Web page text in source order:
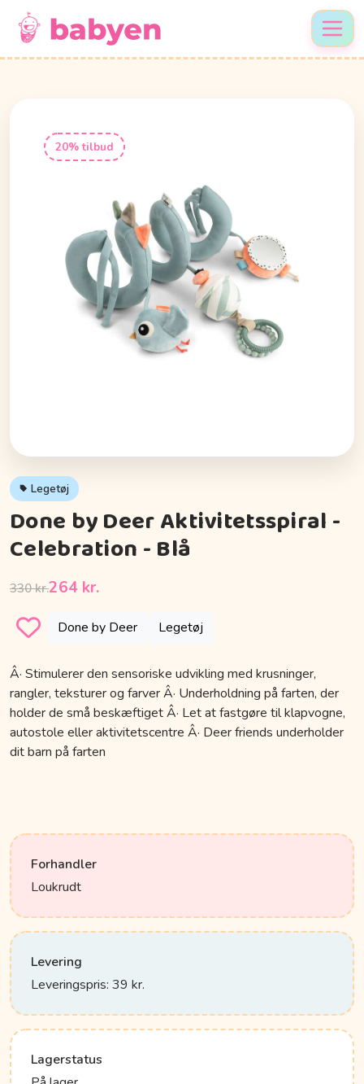
20% tilbud
Legetøj
Done by Deer Aktivitetsspiral -
Celebration - Blå
330 kr.264 kr.
Done by Deer Legetøj
Â· Stimulerer den sensoriske udvikling med krusninger,
rangler, teksturer og farver Â· Underholdning på farten, der
holder de små beskæftiget Â· Let at fastgøre til klapvogne,
autostole eller aktivitetscentre Â· Deer friends underholder
dit barn på farten
Forhandler
Loukrudt
Levering
Leveringspris: 39 kr.
Lagerstatus